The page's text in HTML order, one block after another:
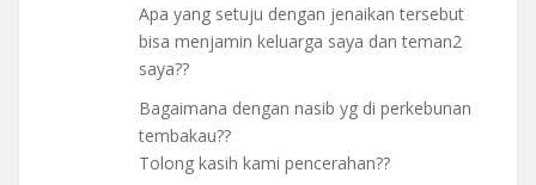
Apa yang setuju dengan jenaikan tersebut
bisa menjamin keluarga saya dan teman2
saya??
Bagaimana dengan nasib yg di perkebunan
tembakau??
Tolong kasih kami pencerahan??